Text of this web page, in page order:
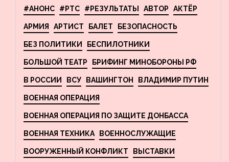
#АНОНС #РТС #РЕЗУЛЬТАТЫ АВТОР АКТЁР
АРМИЯ АРТИСТ БАЛЕТ БЕЗОПАСНОСТЬ
БЕЗ ПОЛИТИКИ БЕСПИЛОТНИКИ
БОЛЬШОЙ ТЕАТР БРИФИНГ МИНОБОРОНЫ РФ
В РОССИИ ВСУ ВАШИНГТОН ВЛАДИМИР ПУТИН
ВОЕННАЯ ОПЕРАЦИЯ
ВОЕННАЯ ОПЕРАЦИЯ ПО ЗАЩИТЕ ДОНБАССА
ВОЕННАЯ ТЕХНИКА ВОЕННОСЛУЖАЩИЕ
ВООРУЖЕННЫЙ КОНФЛИКТ ВЫСТАВКИ